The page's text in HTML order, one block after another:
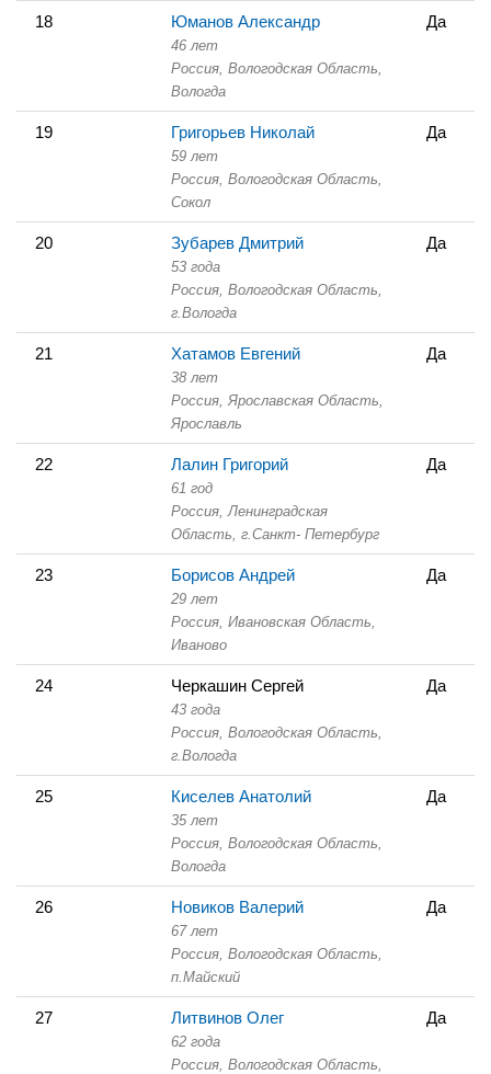
18 Юманов Александр
46 лет
Россия, Вологодская Область,
Вологда
Да
19 Григорьев Николай
59 лет
Россия, Вологодская Область,
Сокол
Да
20 Зубарев Дмитрий
53 года
Россия, Вологодская Область,
г.Вологда
Да
21 Хатамов Евгений
38 лет
Россия, Ярославская Область,
Ярославль
Да
22 Лалин Григорий
61 год
Россия, Ленинградская
Область, г.Санкт- Петербург
Да
23 Борисов Андрей
29 лет
Россия, Ивановская Область,
Иваново
Да
24 Черкашин Сергей
43 года
Россия, Вологодская Область,
г.Вологда
Да
25 Киселев Анатолий
35 лет
Россия, Вологодская Область,
Вологда
Да
26 Новиков Валерий
67 лет
Россия, Вологодская Область,
п.Майский
Да
27 Литвинов Олег
62 года
Россия, Вологодская Область,
Да